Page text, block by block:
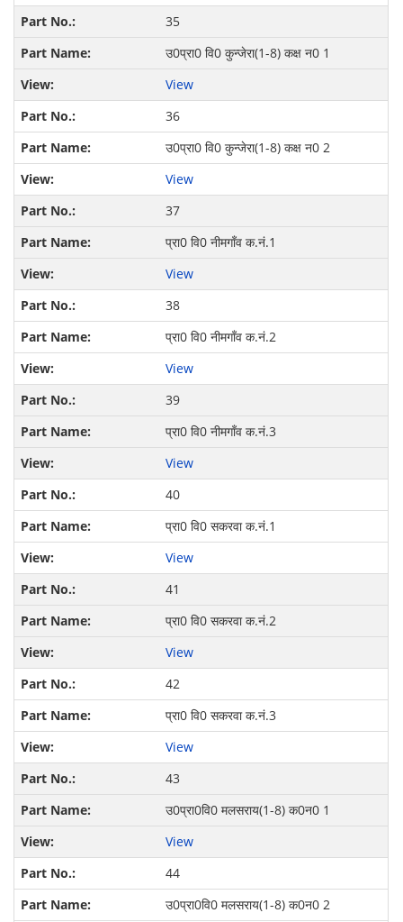
35
उ0प्रा0 वि0 कुन्जेरा(1-8) कक्ष न0 1
View
36
उ0प्रा0 वि0 कुन्जेरा(1-8) कक्ष न0 2
View
37
प्रा0 वि0 नीमगॉंव क.नं.1
View
38
प्रा0 वि0 नीमगॉंव क.नं.2
View
39
प्रा0 वि0 नीमगॉंव क.नं.3
View
40
प्रा0 वि0 सकरवा क.नं.1
View
41
प्रा0 वि0 सकरवा क.नं.2
View
42
प्रा0 वि0 सकरवा क.नं.3
View
43
उ0प्रा0वि0 मलसराय(1-8) क0न0 1
View
44
उ0प्रा0वि0 मलसराय(1-8) क0न0 2